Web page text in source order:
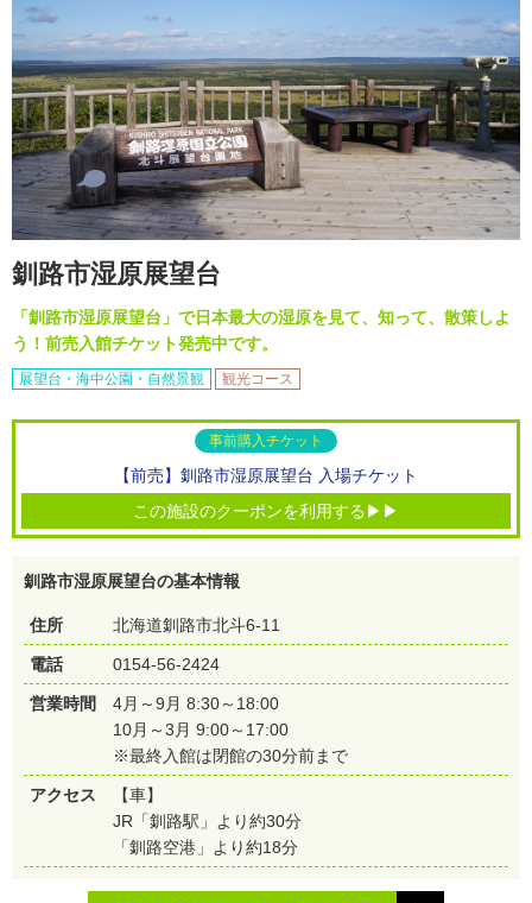
釧路市湿原展望台
「釧路市湿原展望台」で日本最大の湿原を見て、知って、散策しよ
う！前売入館チケット発売中です。
展望台・海中公園・自然景観 観光コース
事前購入チケット
【前売】釧路市湿原展望台 入場チケット
この施設のクーポンを利用する▶▶
釧路市湿原展望台の基本情報
住所 北海道釧路市北斗6-11
電話 0154-56-2424
営業時間
4月～9月 8:30～18:00
10月～3月 9:00～17:00
※最終入館は閉館の30分前まで
アクセス
【車】
JR「釧路駅」より約30分
「釧路空港」より約18分